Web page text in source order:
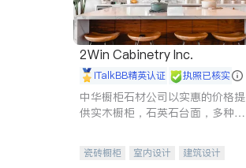
2Win Cabinetry Inc.
iTalkBB精英认证 执照已核实
中华橱柜石材公司以实惠的价格提
供实木橱柜，石英石台面，多种优
机。品质厨房，家的选择。
瓷砖橱柜 室内设计
建筑设计